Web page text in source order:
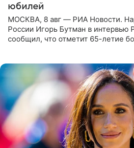
юбилей
МОСКВА, 8 авг — РИА Новости.
России Игорь Бутман в интервью
сообщил, что отметит 65-летие